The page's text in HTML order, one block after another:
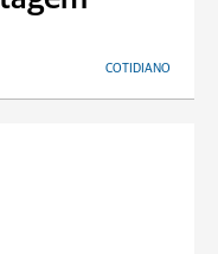
COTIDIANO